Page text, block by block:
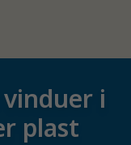
i
plast